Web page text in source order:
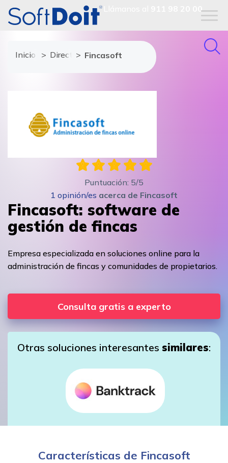
911 98 20 00
Inicio Directorio de proveedores
Fincasoft
Puntuación: 5/5
1 opinión/es acerca de Fincasoft
Fincasoft: software de
gestión de fincas
Empresa especializada en soluciones online para la
administración de fincas y comunidades de propietarios.
Consulta gratis a experto
Otras soluciones interesantes similares:
Características de Fincasoft